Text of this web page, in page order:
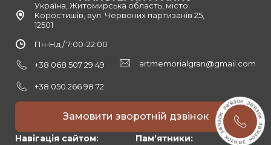
Україна, Житомирська область, місто
Коростишів, вул. Червоних партизанів 25,
12501
Пн-Нд / 7:00-22:00
+38 068 507 29 49
+38 050 266 98 72
artmemorialgran@gmail.com
Замовити зворотній дзвінок
Навігація сайтом: Памʼятники: